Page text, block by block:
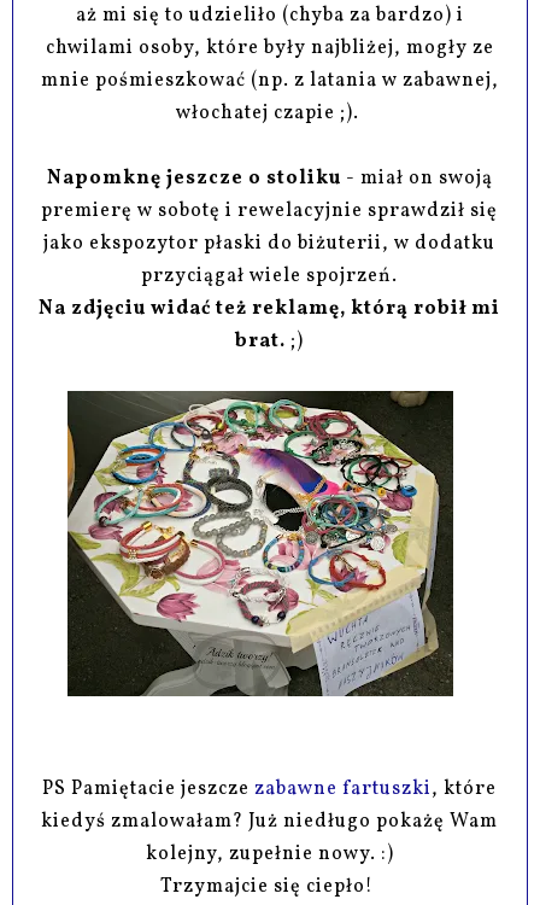
aż mi się to udzieliło (chyba za bardzo) i
chwilami osoby, które były najbliżej, mogły ze
mnie pośmieszkować (np. z latania w zabawnej,
włochatej czapie ;).
Napomknę jeszcze o stoliku - miał on swoją
premierę w sobotę i rewelacyjnie sprawdził się
jako ekspozytor płaski do biżuterii, w dodatku
przyciągał wiele spojrzeń.
Na zdjęciu widać też reklamę, którą robił mi
brat. ;)
PS Pamiętacie jeszczezabawne fartuszki, które
kiedyś zmalowałam? Już niedługo pokażę Wam
kolejny, zupełnie nowy. :)
Trzymajcie się ciepło!